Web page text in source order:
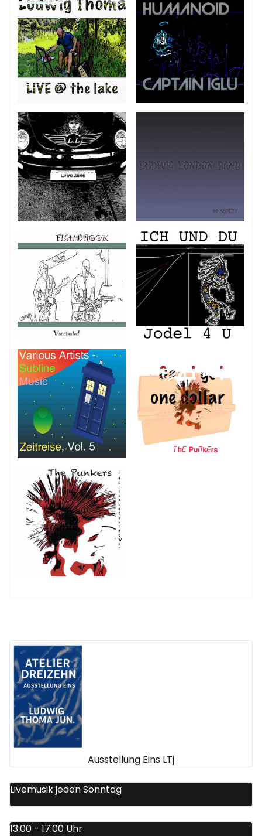
Ausstellung Eins LTj
Livemusik jeden Sonntag
13:00 - 17:00 Uhr